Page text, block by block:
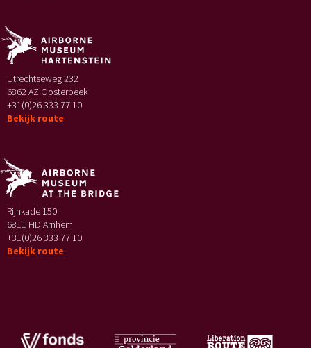
Utrechtseweg 232
6862 AZ Oosterbeek
+31(0)26 333 77 10
Bekijk route
Rijnkade 150
6811 HD Arnhem
+31(0)26 333 77 10
Bekijk route